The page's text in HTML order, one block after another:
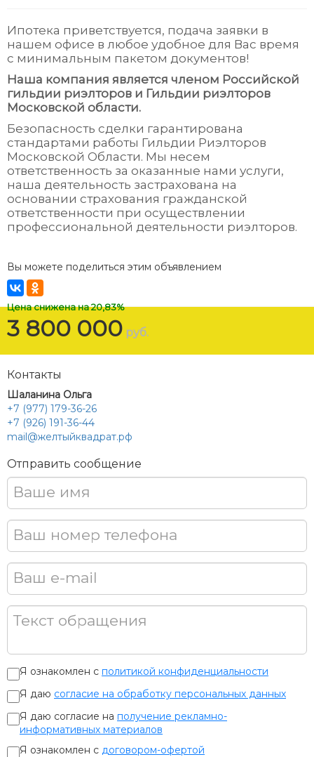
Ипотека приветствуется, подача заявки в
нашем офисе в любое удобное для Вас время
с минимальным пакетом документов!
Наша компания является членом Российской
гильдии риэлторов и Гильдии риэлторов
Московской области.
Безопасность сделки гарантирована
стандартами работы Гильдии Риэлторов
Московской Области. Мы несем
ответственность за оказанные нами услуги,
наша деятельность застрахована на
основании страхования гражданской
ответственности при осуществлении
профессиональной деятельности риэлторов.
Вы можете поделиться этим объявлением
Цена снижена на 20,83%
3 800 000 руб.
Контакты
Шаланина Ольга
+7 (977) 179-36-26
+7 (926) 191-36-44
mail@желтыйквадрат.рф
Отправить сообщение
Ваше имя
Ваш номер телефона
Ваш e-mail
Текст обращения
Я ознакомлен с политикой конфиденциальности
Я даю согласие на обработку персональных данных
Я даю согласие на получение рекламно-
информативных материалов
Я ознакомлен с договором-офертой